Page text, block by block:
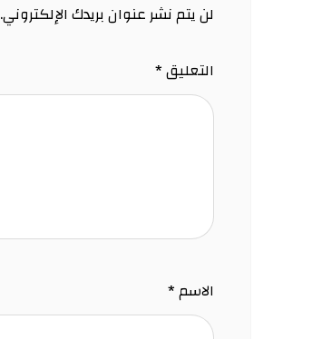
لن يتم نشر عنوان بريدك الإلكتروني.
التعليق*
الاسم*